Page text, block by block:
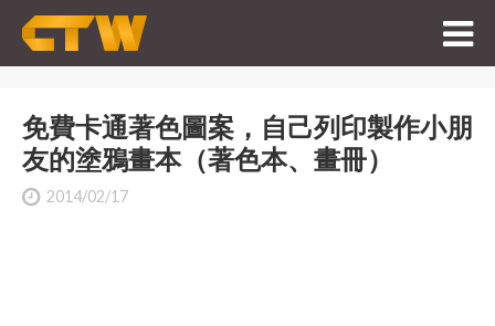
免費卡通著色圖案，自己列印製作小朋
友的塗鴉畫本（著色本、畫冊）
2014/02/17